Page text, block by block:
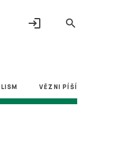
search
login
VĚZNI PÍŠÍ